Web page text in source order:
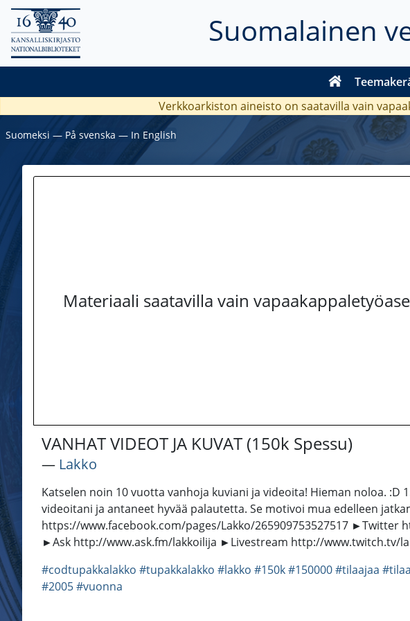
Suomalainen
Verkkoarkiston aineisto on saatavilla vain
Suomeksi ― På svenska ― In English
Materiaali saatavilla vain
VANHAT VIDEOT JA KUVAT (150k Spessu)
― Lakko
Katselen noin 10 vuotta vanhoja kuviani ja videoita! Hieman noloa.
videoitani ja antaneet hyvää palautetta. Se motivoi mua edelleen
https://www.facebook.com/pages/Lakko/265909753527517
►Ask http://www.ask.fm/lakkoilija ►Livestream http://www.twitch.tv/
#codtupakkalakko #tupakkalakko #lakko #150k#150000#tilaajaa
#2005#vuonna